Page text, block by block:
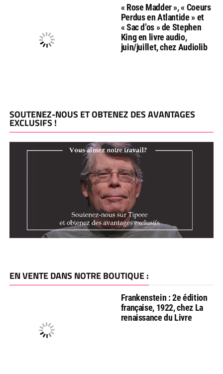
« Rose Madder », « Coeurs
Perdus en Atlantide » et
« Sac d’os » de Stephen
King en livre audio,
juin/juillet, chez Audiolib
SOUTENEZ-NOUS ET OBTENEZ DES AVANTAGES
EXCLUSIFS !
EN VENTE DANS NOTRE BOUTIQUE :
Frankenstein : 2e édition
française, 1922, chez La
renaissance du Livre